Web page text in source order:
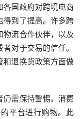
国政府对跨境电商
得到了提高。许多跨
流合作伙伴，以及
对于交易的信任。
和退换货政策方面做
仍需保持警惕。消费
平台进行购物。此